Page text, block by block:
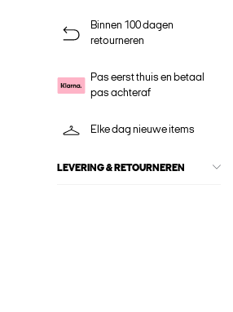
Binnen 100 dagen
retourneren
Pas eerst thuis en betaal
pas achteraf
Elke dag nieuwe items
LEVERING & RETOURNEREN